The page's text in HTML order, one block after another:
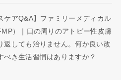
ケアQ&A】ファミリーメディカル
）｜口の周りのアトピー性皮膚
返しても治りません。何か良い改
べき生活習慣はありますか？